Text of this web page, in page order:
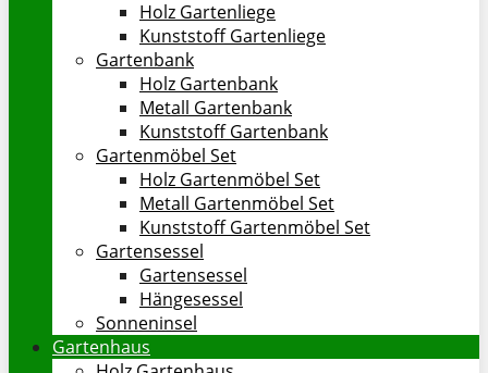
Holz Gartenliege
Kunststoff Gartenliege
Gartenbank
Holz Gartenbank
Metall Gartenbank
Kunststoff Gartenbank
Gartenmöbel Set
Holz Gartenmöbel Set
Metall Gartenmöbel Set
Kunststoff Gartenmöbel Set
Gartensessel
Gartensessel
Hängesessel
Sonneninsel
Gartenhaus